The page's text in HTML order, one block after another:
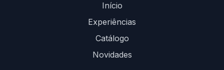
Início
Experiências
Catálogo
Novidades